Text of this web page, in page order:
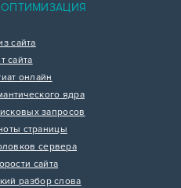
сайта
сайта
онлайн
ядра
запросов
страницы
сервера
сайта
разбор слова